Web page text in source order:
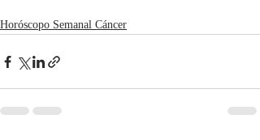
Horóscopo Semanal Cáncer